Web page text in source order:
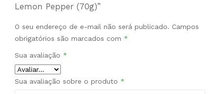
Lemon Pepper (70g)”
O seu endereço de e-mail não será publicado. Campos
obrigatórios são marcados com *
Sua avaliação *
Sua avaliação sobre o produto *